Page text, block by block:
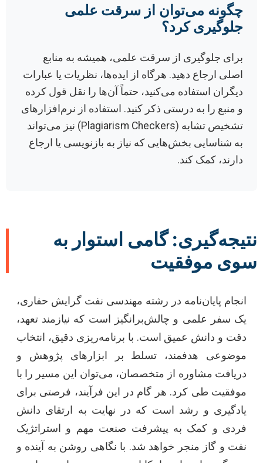
چگونه می‌توان از سرقت علمی
جلوگیری کرد؟
برای جلوگیری از سرقت علمی، همیشه به منابع
اصلی ارجاع دهید. هرگاه از ایده‌ها، نظریات یا عبارات
دیگران استفاده می‌کنید، حتماً آن‌ها را نقل قول کرده
و منبع را به درستی ذکر کنید. استفاده از نرم‌افزارهای
تشخیص تشابه (Plagiarism Checkers) نیز می‌تواند
به شناسایی بخش‌هایی که نیاز به بازنویسی یا ارجاع
دارند، کمک کند.
نتیجه‌گیری: گامی استوار به
سوی موفقیت
انجام پایان‌نامه در رشته مهندسی نفت گرایش حفاری،
یک سفر علمی و چالش‌برانگیز است که نیازمند تعهد،
دقت و دانش عمیق است. با برنامه‌ریزی دقیق، انتخاب
موضوعی هدفمند، تسلط بر ابزارهای پژوهش و
دریافت مشاوره از متخصصان، می‌توان این مسیر را با
موفقیت طی کرد. هر گام در این فرآیند، فرصتی برای
یادگیری و رشد است که در نهایت به ارتقای دانش
فردی و کمک به پیشرفت صنعت مهم و استراتژیک
نفت و گاز منجر خواهد شد. با نگاهی روشن به آینده و